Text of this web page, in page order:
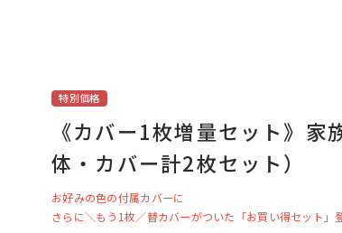
特別価格
《カバー1枚増量セット》家
体・カバー計2枚セット）
お好みの色の付属カバーに
さらに＼もう1枚／替カバーがついた「お買い得セット」